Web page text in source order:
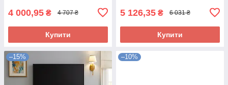
4 000,95 ₴ 4 707 ₴
Купити
5 126,35 ₴ 6 031 ₴
Купити
–15% –10%